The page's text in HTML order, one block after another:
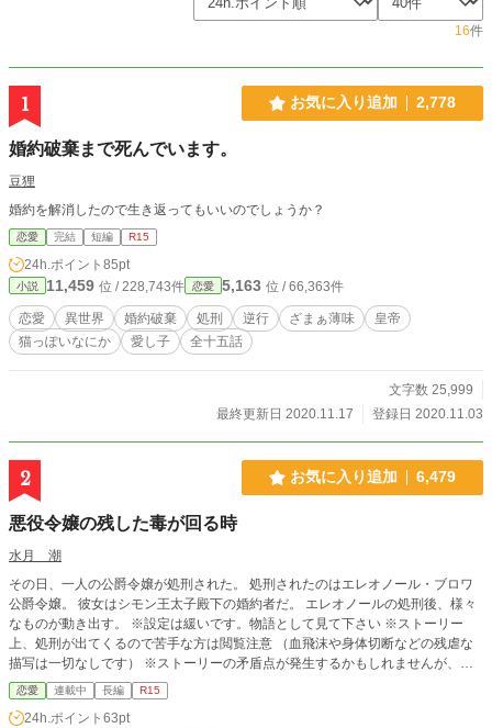
16件
1 お気に入り追加 2,778
婚約破棄まで死んでいます。
豆狸
婚約を解消したので生き返ってもいいのでしょうか？
恋愛 完結 短編 R15
24h.ポイント 85pt
小説 11,459 位 / 228,743件 恋愛 5,163 位 / 66,363件
恋愛 異世界 婚約破棄 処刑 逆行 ざまぁ薄味
皇帝
猫っぽいなにか
愛し子 全十五話
文字数 25,999
最終更新日 2020.11.17
登録日 2020.11.03
2 お気に入り追加 6,479
悪役令嬢の残した毒が回る時
水月 潮
その日、一人の公爵令嬢が処刑された。 処刑されたのはエレオノール・ブロワ
公爵令嬢。 彼女はシモン王太子殿下の婚約者だ。 エレオノールの処刑後、様々
なものが動き出す。 ※設定は緩いです。物語として見て下さい ※ストーリー
上、処刑が出てくるので苦手な方は閲覧注意 （血飛沫や身体切断などの残虐な
描写は一切なしです） ※ストーリーの矛盾点が発生するかもしれませんが、多
めに見て下さい ＊HOTランキング４位(2021.9.13) 読んで下さった方ありがとう
ございます(*´ ˘ `*)♡
恋愛 連載中 長編 R15
24h.ポイント 63pt